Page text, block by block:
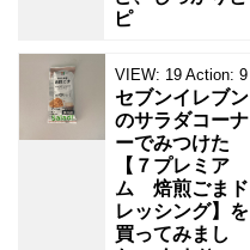
ピ
VIEW: 19 Action: 9
セブンイレブン
のサラダコーナ
ーでみつけた
【７プレミア
ム 焙煎ごまド
レッシング】を
買ってみまし